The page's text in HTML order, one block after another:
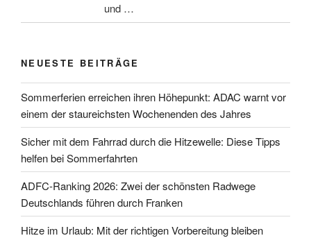
und …
NEUESTE BEITRÄGE
Sommerferien erreichen ihren Höhepunkt: ADAC warnt vor
einem der staureichsten Wochenenden des Jahres
Sicher mit dem Fahrrad durch die Hitzewelle: Diese Tipps
helfen bei Sommerfahrten
ADFC-Ranking 2026: Zwei der schönsten Radwege
Deutschlands führen durch Franken
Hitze im Urlaub: Mit der richtigen Vorbereitung bleiben